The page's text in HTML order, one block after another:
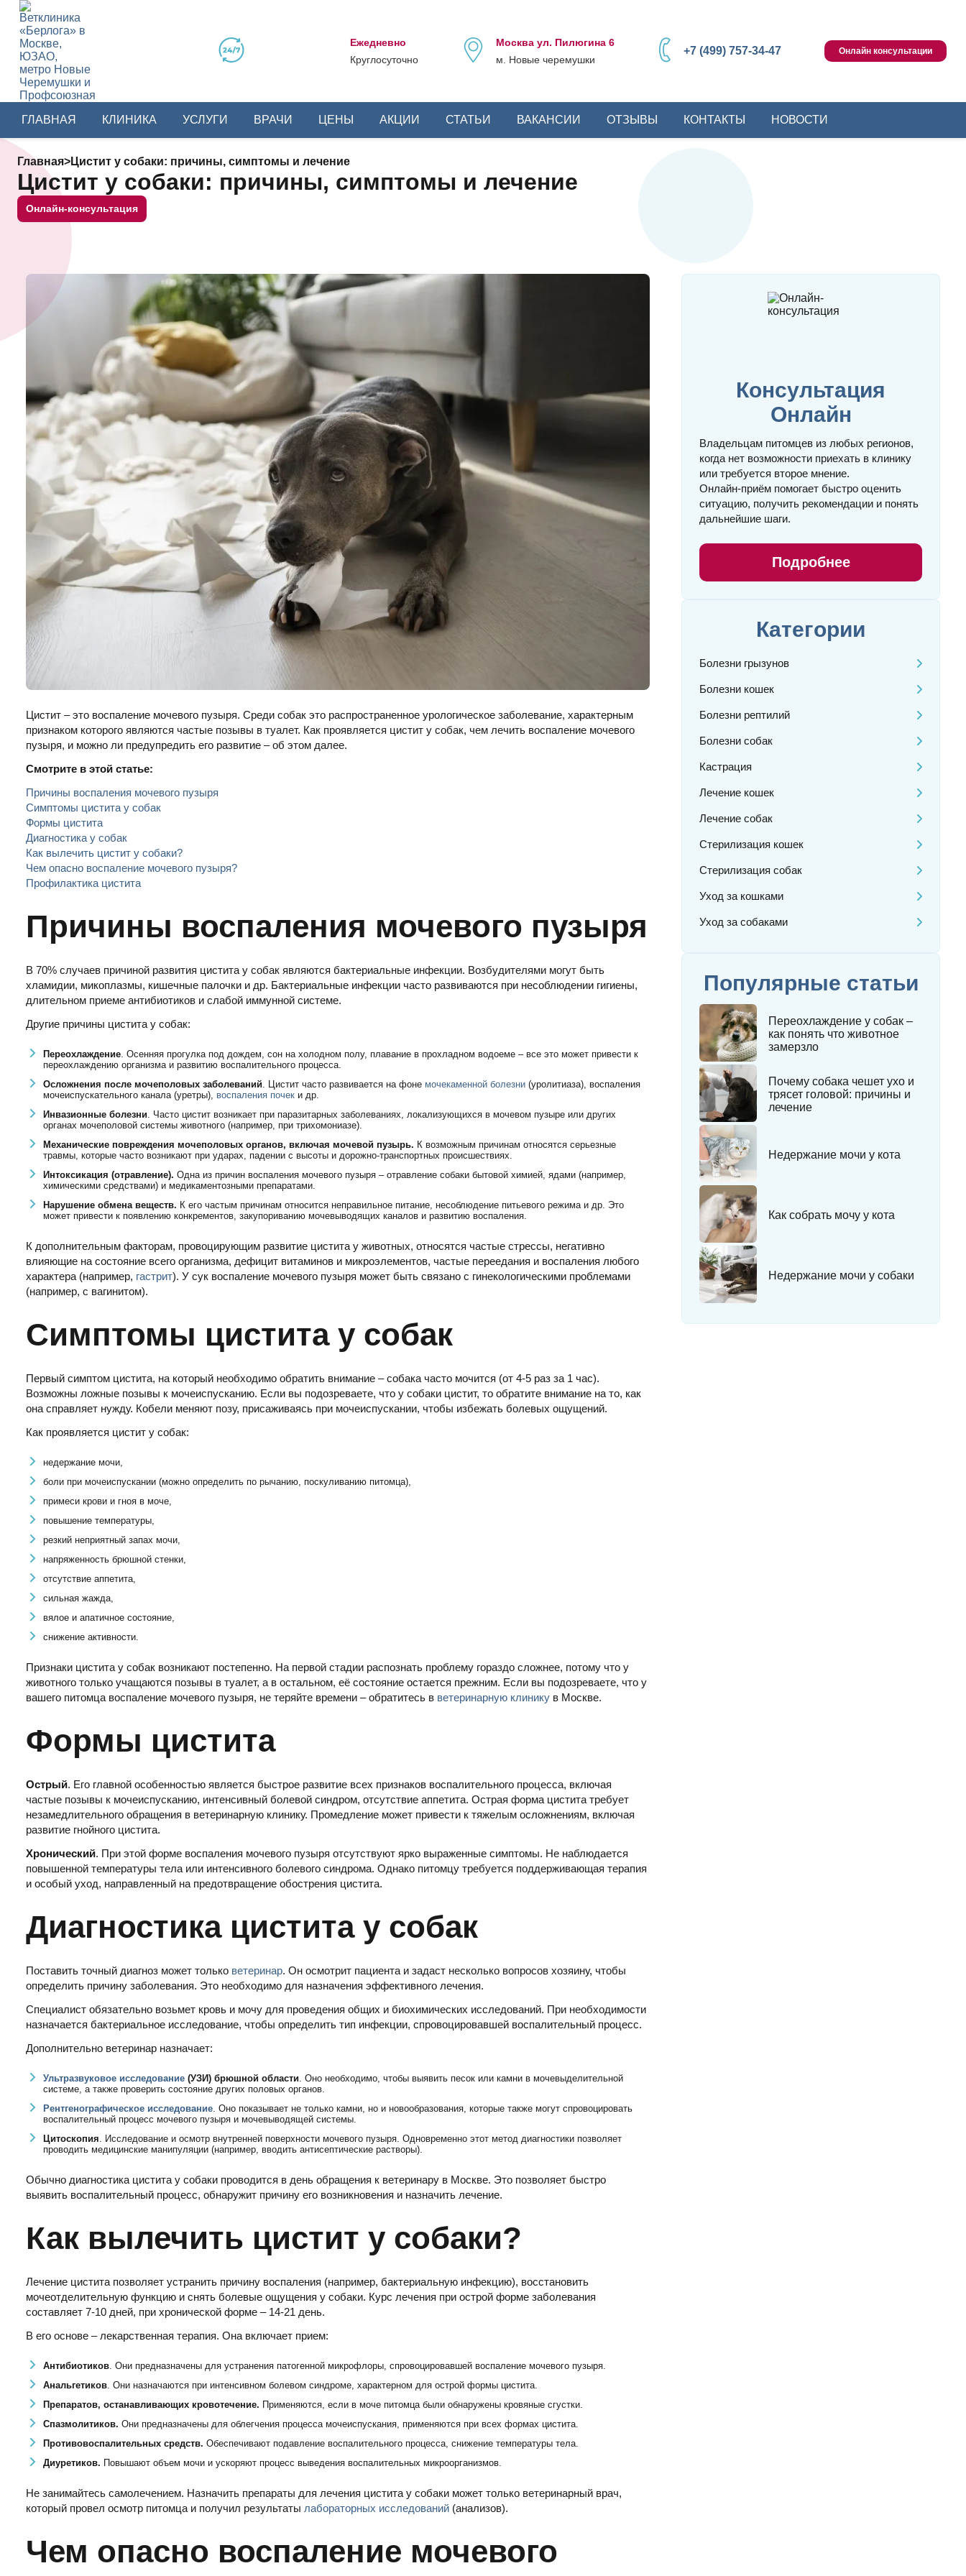
Ежедневно
Круглосуточно
Москва ул. Пилюгина 6
м. Новые черемушки
+7 (499) 757-34-47 Онлайн консультации
ГЛАВНАЯ КЛИНИКА УСЛУГИ ВРАЧИ ЦЕНЫ АКЦИИ СТАТЬИ ВАКАНСИИ ОТЗЫВЫ КОНТАКТЫ НОВОСТИ
Главная>Цистит у собаки: причины, симптомы и лечение
Цистит у собаки: причины, симптомы и лечение
Онлайн-консультация
Цистит – это воспаление мочевого пузыря. Среди собак это распространенное урологическое заболевание, характерным
признаком которого являются частые позывы в туалет. Как проявляется цистит у собак, чем лечить воспаление мочевого
пузыря, и можно ли предупредить его развитие – об этом далее.
Смотрите в этой статье:
Причины воспаления мочевого пузыря
Симптомы цистита у собак
Формы цистита
Диагностика у собак
Как вылечить цистит у собаки?
Чем опасно воспаление мочевого пузыря?
Профилактика цистита
Причины воспаления мочевого пузыря
В 70% случаев причиной развития цистита у собак являются бактериальные инфекции. Возбудителями могут быть
хламидии, микоплазмы, кишечные палочки и др. Бактериальные инфекции часто развиваются при несоблюдении гигиены,
длительном приеме антибиотиков и слабой иммунной системе.
Другие причины цистита у собак:
Переохлаждение . Осенняя прогулка под дождем, сон на холодном полу, плавание в прохладном водоеме – все это может привести к
переохлаждению организма и развитию воспалительного процесса.
Осложнения после мочеполовых заболеваний . Цистит часто развивается на фоне мочекаменной болезни (уролитиаза), воспаления
мочеиспускательного канала (уретры), воспаления почек и др.
Инвазионные болезни . Часто цистит возникает при паразитарных заболеваниях, локализующихся в мочевом пузыре или других
органах мочеполовой системы животного (например, при трихомониазе).
Механические повреждения мочеполовых органов, включая мочевой пузырь. К возможным причинам относятся серьезные
травмы, которые часто возникают при ударах, падении с высоты и дорожно-транспортных происшествиях.
Интоксикация (отравление). Одна из причин воспаления мочевого пузыря – отравление собаки бытовой химией, ядами (например,
химическими средствами) и медикаментозными препаратами.
Нарушение обмена веществ. К его частым причинам относится неправильное питание, несоблюдение питьевого режима и др. Это
может привести к появлению конкрементов, закупориванию мочевыводящих каналов и развитию воспаления.
К дополнительным факторам, провоцирующим развитие цистита у животных, относятся частые стрессы, негативно
влияющие на состояние всего организма, дефицит витаминов и микроэлементов, частые переедания и воспаления любого
характера (например, гастрит). У сук воспаление мочевого пузыря может быть связано с гинекологическими проблемами
(например, с вагинитом).
Симптомы цистита у собак
Первый симптом цистита, на который необходимо обратить внимание – собака часто мочится (от 4-5 раз за 1 час).
Возможны ложные позывы к мочеиспусканию. Если вы подозреваете, что у собаки цистит, то обратите внимание на то, как
она справляет нужду. Кобели меняют позу, присаживаясь при мочеиспускании, чтобы избежать болевых ощущений.
Как проявляется цистит у собак:
недержание мочи,
боли при мочеиспускании (можно определить по рычанию, поскуливанию питомца),
примеси крови и гноя в моче,
повышение температуры,
резкий неприятный запах мочи,
напряженность брюшной стенки,
отсутствие аппетита,
сильная жажда,
вялое и апатичное состояние,
снижение активности.
Признаки цистита у собак возникают постепенно. На первой стадии распознать проблему гораздо сложнее, потому что у
животного только учащаются позывы в туалет, а в остальном, её состояние остается прежним. Если вы подозреваете, что у
вашего питомца воспаление мочевого пузыря, не теряйте времени – обратитесь в ветеринарную клинику в Москве.
Формы цистита
Острый. Его главной особенностью является быстрое развитие всех признаков воспалительного процесса, включая
частые позывы к мочеиспусканию, интенсивный болевой синдром, отсутствие аппетита. Острая форма цистита требует
незамедлительного обращения в ветеринарную клинику. Промедление может привести к тяжелым осложнениям, включая
развитие гнойного цистита.
Хронический. При этой форме воспаления мочевого пузыря отсутствуют ярко выраженные симптомы. Не наблюдается
повышенной температуры тела или интенсивного болевого синдрома. Однако питомцу требуется поддерживающая терапия
и особый уход, направленный на предотвращение обострения цистита.
Диагностика цистита у собак
Поставить точный диагноз может только ветеринар. Он осмотрит пациента и задаст несколько вопросов хозяину, чтобы
определить причину заболевания. Это необходимо для назначения эффективного лечения.
Специалист обязательно возьмет кровь и мочу для проведения общих и биохимических исследований. При необходимости
назначается бактериальное исследование, чтобы определить тип инфекции, спровоцировавшей воспалительный процесс.
Дополнительно ветеринар назначает:
Ультразвуковое исследование (УЗИ) брюшной области . Оно необходимо, чтобы выявить песок или камни в мочевыделительной
системе, а также проверить состояние других половых органов.
Рентгенографическое исследование . Оно показывает не только камни, но и новообразования, которые также могут спровоцировать
воспалительный процесс мочевого пузыря и мочевыводящей системы.
Цитоскопия . Исследование и осмотр внутренней поверхности мочевого пузыря. Одновременно этот метод диагностики позволяет
проводить медицинские манипуляции (например, вводить антисептические растворы).
Обычно диагностика цистита у собаки проводится в день обращения к ветеринару в Москве. Это позволяет быстро
выявить воспалительный процесс, обнаружит причину его возникновения и назначить лечение.
Как вылечить цистит у собаки?
Лечение цистита позволяет устранить причину воспаления (например, бактериальную инфекцию), восстановить
мочеотделительную функцию и снять болевые ощущения у собаки. Курс лечения при острой форме заболевания
составляет 7-10 дней, при хронической форме – 14-21 день.
В его основе – лекарственная терапия. Она включает прием:
Антибиотиков . Они предназначены для устранения патогенной микрофлоры, спровоцировавшей воспаление мочевого пузыря.
Анальгетиков . Они назначаются при интенсивном болевом синдроме, характерном для острой формы цистита.
Препаратов, останавливающих кровотечение. Применяются, если в моче питомца были обнаружены кровяные сгустки.
Спазмолитиков. Они предназначены для облегчения процесса мочеиспускания, применяются при всех формах цистита.
Противовоспалительных средств. Обеспечивают подавление воспалительного процесса, снижение температуры тела.
Диуретиков. Повышают объем мочи и ускоряют процесс выведения воспалительных микроорганизмов.
Не занимайтесь самолечением. Назначить препараты для лечения цистита у собаки может только ветеринарный врач,
который провел осмотр питомца и получил результаты лабораторных исследований (анализов).
Чем опасно воспаление мочевого
Консультация
Онлайн
Владельцам питомцев из любых регионов,
когда нет возможности приехать в клинику
или требуется второе мнение.
Онлайн‑приём помогает быстро оценить
ситуацию, получить рекомендации и понять
дальнейшие шаги.
Подробнее
Категории
Болезни грызунов
Болезни кошек
Болезни рептилий
Болезни собак
Кастрация
Лечение кошек
Лечение собак
Стерилизация кошек
Стерилизация собак
Уход за кошками
Уход за собаками
Популярные статьи
Переохлаждение у собак –
как понять что животное
замерзло
Почему собака чешет ухо и
трясет головой: причины и
лечение
Недержание мочи у кота
Как собрать мочу у кота
Недержание мочи у собаки